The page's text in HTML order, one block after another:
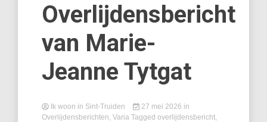
Overlijdensbericht
van Marie-
Jeanne Tytgat
Ik woon in Sint-Truiden 27 mei 2026 in
Overlijdensberichten, Varia Tagged overlijdensbericht,